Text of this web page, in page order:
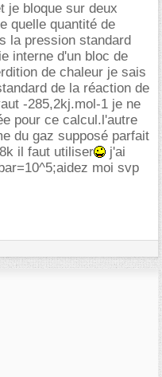
je bloque sur deux
quelle quantité de
la pression standard
interne d'un bloc de
de chaleur je sais
de la réaction de
-285,2kj.mol-1 je ne
pour ce calcul.l'autre
du gaz supposé parfait
il faut utiliser
j'ai
moi svp